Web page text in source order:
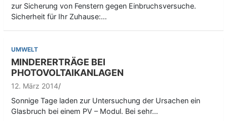
zur Sicherung von Fenstern gegen Einbruchsversuche.
Sicherheit für Ihr Zuhause:…
UMWELT
MINDERERTRÄGE BEI
PHOTOVOLTAIKANLAGEN
12. März 2014
Sonnige Tage laden zur Untersuchung der Ursachen ein
Glasbruch bei einem PV – Modul. Bei sehr…